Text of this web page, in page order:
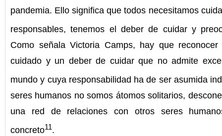
pandemia. Ello significa que todos necesitamos
responsables, tenemos el deber de cuidar y
Como señala Victoria Camps, hay que
cuidado y un deber de cuidar que no admite
mundo y cuya responsabilidad ha de ser asumida
seres humanos no somos átomos solitarios,
una red de relaciones con otros seres
concreto11.